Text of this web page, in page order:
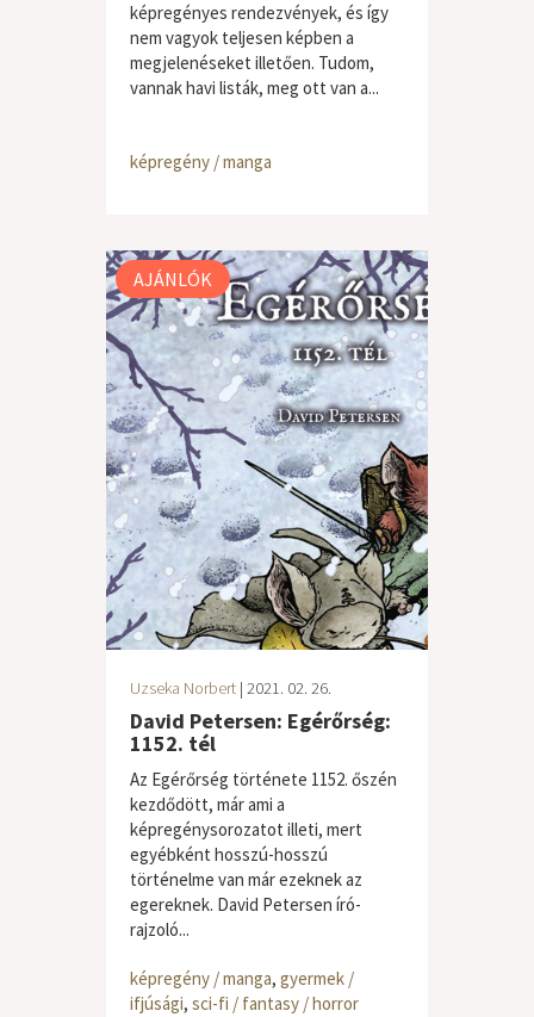
képregényes rendezvények, és így
nem vagyok teljesen képben a
megjelenéseket illetően. Tudom,
vannak havi listák, meg ott van a...
képregény / manga
AJÁNLÓK
Uzseka Norbert | 2021. 02. 26.
David Petersen: Egérőrség:
1152. tél
Az Egérőrség története 1152. őszén
kezdődött, már ami a
képregénysorozatot illeti, mert
egyébként hosszú-hosszú
történelme van már ezeknek az
egereknek. David Petersen író-
rajzoló...
képregény / manga, gyermek /
ifjúsági, sci-fi / fantasy / horror